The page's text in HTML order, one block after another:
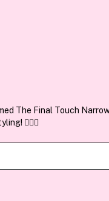
✓ Över 1,5 miljon
Eau de Parfum
The Final Touch
💇‍♀️✨